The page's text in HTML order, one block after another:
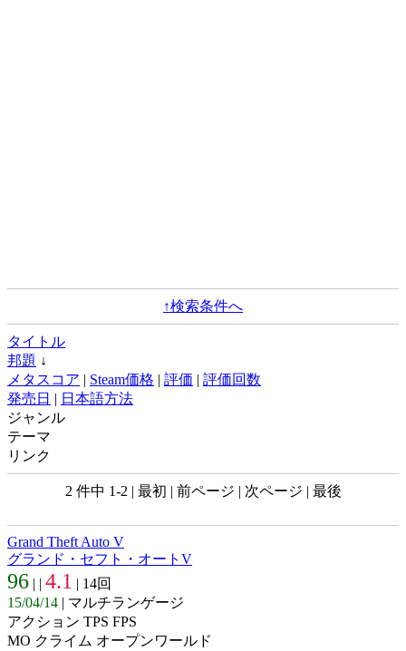
↑検索条件へ
タイトル
邦題 ↓
メタスコア | Steam価格 | 評価 | 評価回数
発売日 | 日本語方法
ジャンル
テーマ
リンク
2 件中 1-2 | 最初 | 前ページ | 次ページ | 最後
Grand Theft Auto V
グランド・セフト・オートV
96 | | 4.1 | 14回
15/04/14 | マルチランゲージ
アクション TPS FPS
MO クライム オープンワールド